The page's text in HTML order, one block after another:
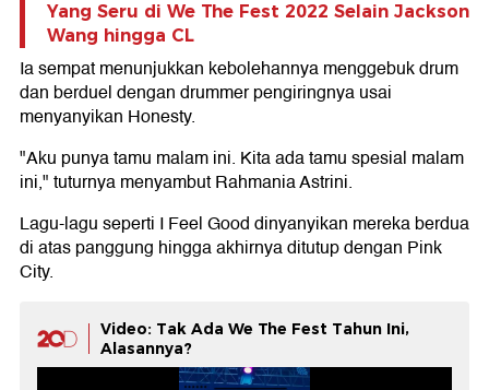
Yang Seru di We The Fest 2022 Selain Jackson
Wang hingga CL
Ia sempat menunjukkan kebolehannya menggebuk drum
dan berduel dengan drummer pengiringnya usai
menyanyikan Honesty.
"Aku punya tamu malam ini. Kita ada tamu spesial malam
ini," tuturnya menyambut Rahmania Astrini.
Lagu-lagu seperti I Feel Good dinyanyikan mereka berdua
di atas panggung hingga akhirnya ditutup dengan Pink
City.
Video: Tak Ada We The Fest Tahun Ini,
Alasannya?